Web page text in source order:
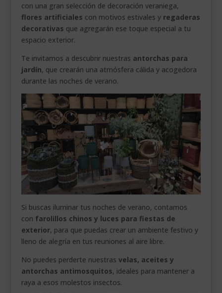
con una gran selección de decoración veraniega,
flores artificiales con motivos estivales yregaderas
decorativas que agregarán ese toque especial a tu
espacio exterior.
Te invitamos a descubrir nuestras antorchas para
jardín, que crearán una atmósfera cálida y acogedora
durante las noches de verano.
Si buscas iluminar tus noches de verano, contamos
con farolillos chinos y luces para fiestas de
exterior, para que puedas crear un ambiente festivo y
lleno de alegría en tus reuniones al aire libre.
No puedes perderte nuestras velas, aceites y
antorchas antimosquitos, ideales para mantener a
raya a esos molestos insectos.